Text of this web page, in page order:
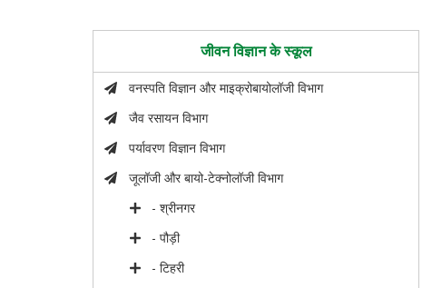
जीवन विज्ञान के स्कूल
वनस्पति विज्ञान और माइक्रोबायोलॉजी विभाग
जैव रसायन विभाग
पर्यावरण विज्ञान विभाग
जूलॉजी और बायो-टेक्नोलॉजी विभाग
- श्रीनगर
- पौड़ी
- टिहरी